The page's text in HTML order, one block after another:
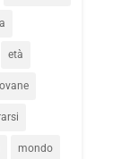
età
mondo